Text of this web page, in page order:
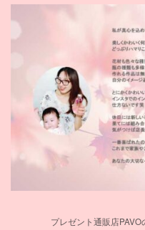
プレゼント通販店PAVO